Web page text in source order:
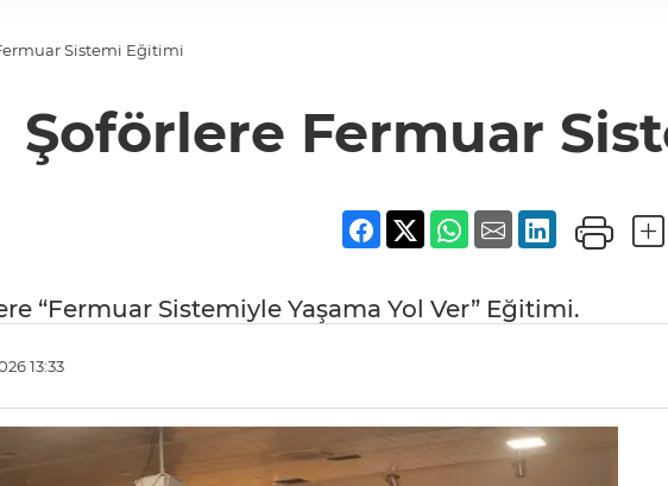
Sistemi Eğitimi
Şoförlere Fermuar
“Fermuar Sistemiyle Yaşama Yol Ver” Eğitimi.
13:33